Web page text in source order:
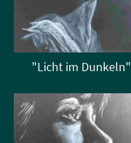
"Licht im Dunkeln"